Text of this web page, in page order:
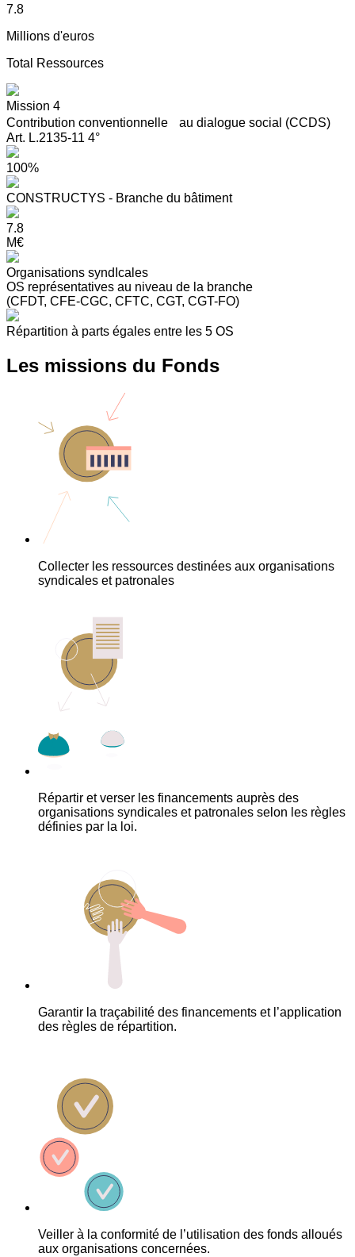
7.8
Millions d'euros
Total Ressources
Mission 4
Contribution conventionnelle au dialogue social (CCDS)
Art. L.2135-11 4°
100%
CONSTRUCTYS - Branche du bâtiment
7.8
M€
Organisations syndIcales
OS représentatives au niveau de la branche
(CFDT, CFE-CGC, CFTC, CGT, CGT-FO)
Répartition à parts égales entre les 5 OS
Les missions du Fonds
Collecter les ressources destinées aux organisations
syndicales et patronales
Répartir et verser les financements auprès des
organisations syndicales et patronales selon les règles
définies par la loi.
Garantir la traçabilité des financements et l’application
des règles de répartition.
Veiller à la conformité de l’utilisation des fonds alloués
aux organisations concernées.